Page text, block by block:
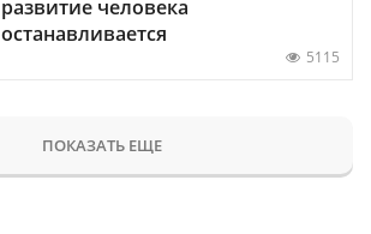
развитие человека
останавливается
5115
ПОКАЗАТЬ ЕЩЕ